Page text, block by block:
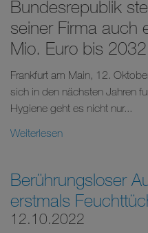
Bundesrepublik
seiner Firma auch
Mio. Euro bis
Frankfurt am Main, 12.
sich in den nächsten Jahren
Hygiene geht es nicht nur...
Weiterlesen
Berührungsloser
erstmals
12.10.2022